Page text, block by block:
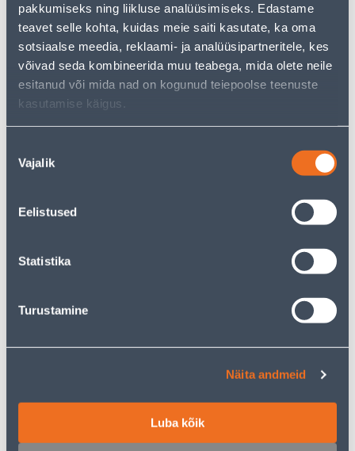
pakkumiseks ning liikluse analüüsimiseks. Edastame
teavet selle kohta, kuidas meie saiti kasutate, ka oma
sotsiaalse meedia, reklaami- ja analüüsipartneritele, kes
võivad seda kombineerida muu teabega, mida olete neile
esitanud või mida nad on kogunud teiepoolse teenuste
kasutamise käigus.
valik
Vajalik
Eelistused
Statistika
Turustamine
Näita andmeid
Luba kõik
5
для
авторизованного
12.13 €
SEIB NELIKANT M8 ZN DIN
16
10.57 €